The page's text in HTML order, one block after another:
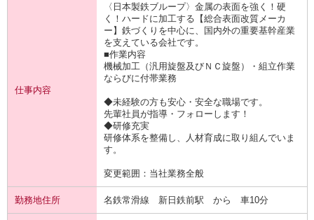
仕事内容
〈日本製鉄ブループ〉金属の表面を強く！硬
く！ハードに加工する【総合表面改質メーカ
ー】鉄づくりを中心に、国内外の重要基幹産業
を支えている会社です。
■作業内容
機械加工（汎用旋盤及びＮＣ旋盤）・組立作業
ならびに付帯業務
◆未経験の方も安心・安全な職場です。
先輩社員が指導・フォローします！
◆研修充実
研修体系を整備し、人材育成に取り組んでいま
す。
変更範囲：当社業務全般
勤務地住所 名鉄常滑線 新日鉄前駅 から 車10分